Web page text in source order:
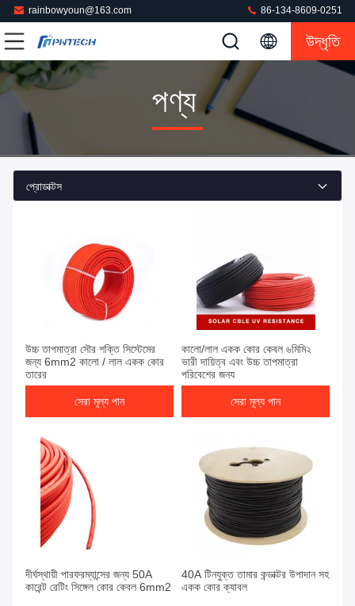
rainbowyoun@163.com 86-134-8609-0251
উদ্ধৃতি
পণ্য
প্রোডাক্টস
উচ্চ তাপমাত্রা সৌর শক্তি সিস্টেমের
জন্য 6mm2 কালো / লাল একক কোর
তারের
সেরা মূল্য পান
কালো/লাল একক কোর কেবল ৬মিমি২
ভারী দায়িত্ব এবং উচ্চ তাপমাত্রা
পরিবেশের জন্য
সেরা মূল্য পান
দীর্ঘস্থায়ী পারফরম্যান্সের জন্য 50A
কারেন্ট রেটিং সিঙ্গেল কোর কেবল 6mm2
40A টিনযুক্ত তামার কন্ডাক্টর উপাদান সহ
একক কোর ক্যাবল